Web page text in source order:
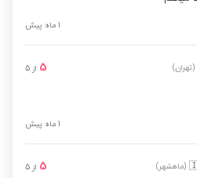
1 ماه پیش
(تهران) 5 از 5
1 ماه پیش
(ماهشهر) 5 از 5